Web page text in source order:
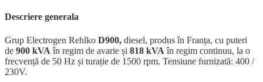
Descriere generala
Grup Electrogen Rehlko D900, diesel, produs în Franța, cu puteri
de 900 kVA în regim de avarie și 818 kVA în regim continuu, la o
frecvență de 50 Hz și turație de 1500 rpm. Tensiune furnizată: 400 /
230V.